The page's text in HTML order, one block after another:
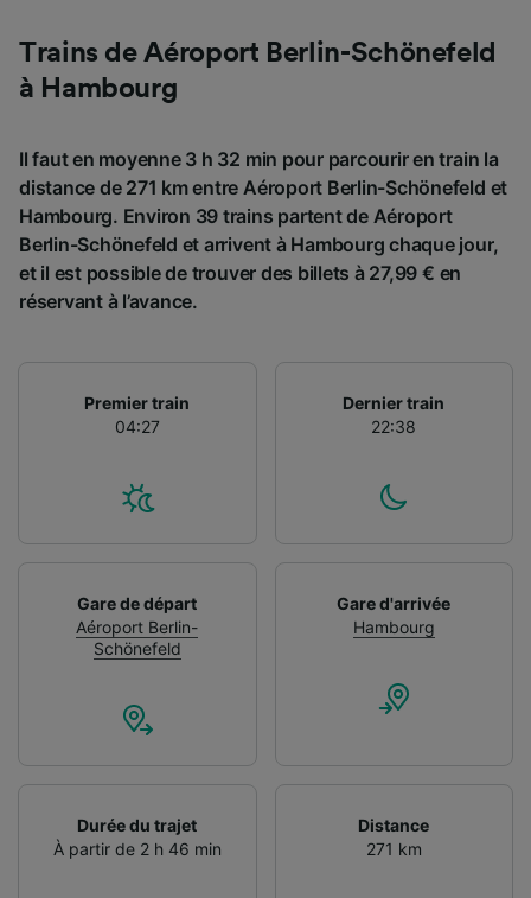
Trains de Aéroport Berlin-Schönefeld
à Hambourg
Il faut en moyenne 3 h 32 min pour parcourir en train la
distance de 271 km entre Aéroport Berlin-Schönefeld et
Hambourg. Environ 39 trains partent de Aéroport
Berlin-Schönefeld et arrivent à Hambourg chaque jour,
et il est possible de trouver des billets à 27,99 € en
réservant à l’avance.
Premier train
04:27
Dernier train
22:38
Gare de départ
Aéroport Berlin-
Schönefeld
Gare d'arrivée
Hambourg
Durée du trajet
À partir de 2 h 46 min
Distance
271 km